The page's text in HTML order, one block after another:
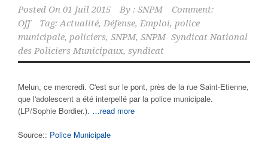
Posted On 01 Juil 2015 By : SNPM
Comment:
Off
Tag:Actualité, Défense, Emploi, police
municipale, policiers, SNPM, SNPM- Syndicat National
des Policiers Municipaux, syndicat
Melun, ce mercredi. C'est sur le pont, près de la rue Saint-Etienne,
que l'adolescent a été interpellé par la police municipale.
(LP/Sophie Bordier.). …read more
Source:: Police Municipale